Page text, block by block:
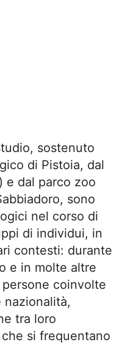
sostenuto
di Pistoia, dal
e dal parco zoo
sono
nel corso di
di individui, in
contesti: durante
e in molte altre
coinvolte
nazionalità,
tra loro
si frequentano